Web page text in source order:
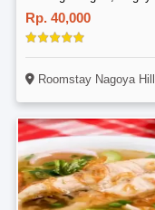
Rp. 40,000
Roomstay Nagoya Hill, Jl. Imam Bonjol, Lubuk